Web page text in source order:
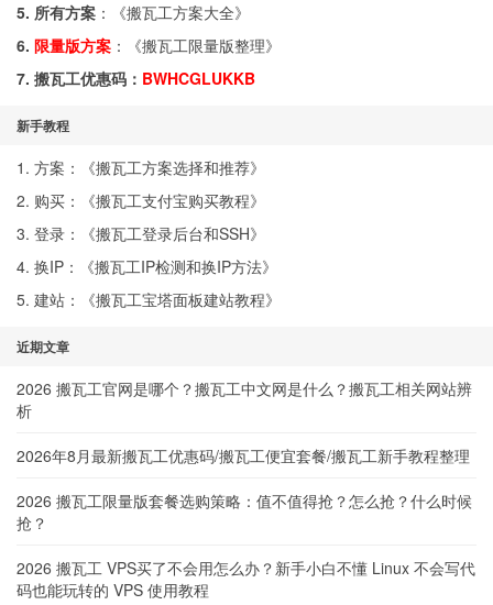
5. 所有方案 ：《搬瓦工方案大全》
6. 限量版方案 ：《搬瓦工限量版整理》
7. 搬瓦工优惠码： BWHCGLUKKB
新手教程
1. 方案：《搬瓦工方案选择和推荐》
2. 购买：《搬瓦工支付宝购买教程》
3. 登录：《搬瓦工登录后台和SSH》
4. 换IP：《搬瓦工IP检测和换IP方法》
5. 建站：《搬瓦工宝塔面板建站教程》
近期文章
2026 搬瓦工官网是哪个？搬瓦工中文网是什么？搬瓦工相关网站辨
析
2026年8月最新搬瓦工优惠码/搬瓦工便宜套餐/搬瓦工新手教程整理
2026 搬瓦工限量版套餐选购策略：值不值得抢？怎么抢？什么时候
抢？
2026 搬瓦工 VPS买了不会用怎么办？新手小白不懂 Linux 不会写代
码也能玩转的 VPS 使用教程